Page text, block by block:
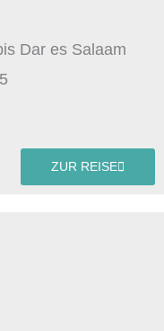
Dar es Salaam
ZUR REISE